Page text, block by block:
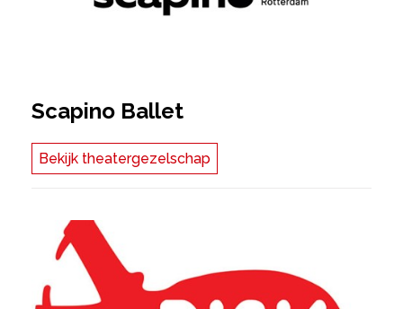
Scapino Ballet
Bekijk theatergezelschap